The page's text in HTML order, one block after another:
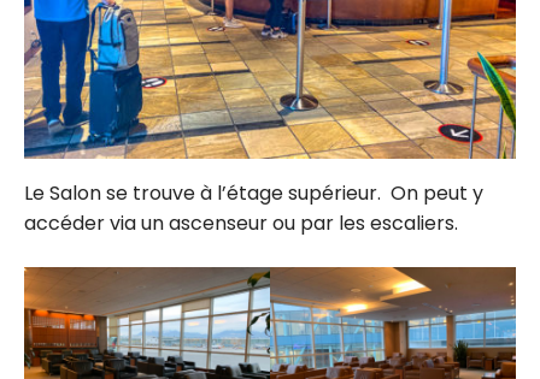
Le Salon se trouve à l’étage supérieur. On peut y
accéder via un ascenseur ou par les escaliers.